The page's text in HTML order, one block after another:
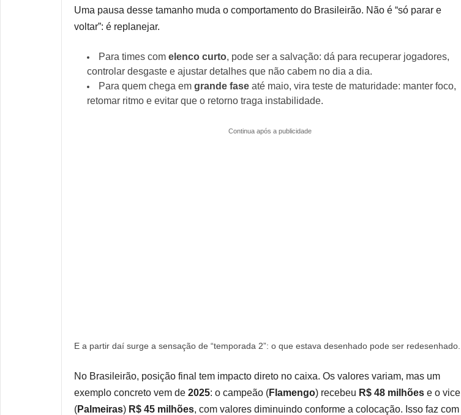
Uma pausa desse tamanho muda o comportamento do Brasileirão. Não é “só parar e
voltar”: é replanejar.
Para times com elenco curto, pode ser a salvação: dá para recuperar jogadores,
controlar desgaste e ajustar detalhes que não cabem no dia a dia.
Para quem chega em grande fase até maio, vira teste de maturidade: manter foco,
retomar ritmo e evitar que o retorno traga instabilidade.
Continua após a publicidade
E a partir daí surge a sensação de “temporada 2”: o que estava desenhado pode ser redesenhado.
No Brasileirão, posição final tem impacto direto no caixa. Os valores variam, mas um
exemplo concreto vem de 2025: o campeão (Flamengo) recebeu R$ 48 milhões e o vice
(Palmeiras) R$ 45 milhões, com valores diminuindo conforme a colocação. Isso faz com